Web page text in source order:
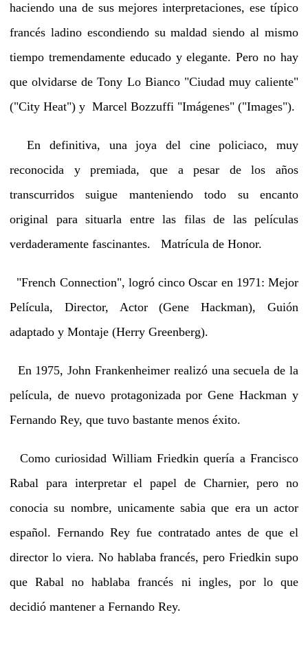
haciendo una de sus mejores interpretaciones, ese típico
francés ladino escondiendo su maldad siendo al mismo
tiempo tremendamente educado y elegante. Pero no hay
que olvidarse de Tony Lo Bianco "Ciudad muy caliente"
("City Heat") y Marcel Bozzuffi "Imágenes" ("Images").
En definitiva, una joya del cine policiaco, muy
reconocida y premiada, que a pesar de los años
transcurridos suigue manteniendo todo su encanto
original para situarla entre las filas de las películas
verdaderamente fascinantes. Matrícula de Honor.
"French Connection", logró cinco Oscar en 1971: Mejor
Película, Director, Actor (Gene Hackman), Guión
adaptado y Montaje (Herry Greenberg).
En 1975, John Frankenheimer realizó una secuela de la
película, de nuevo protagonizada por Gene Hackman y
Fernando Rey, que tuvo bastante menos éxito.
Como curiosidad William Friedkin quería a Francisco
Rabal para interpretar el papel de Charnier, pero no
conocia su nombre, unicamente sabia que era un actor
español. Fernando Rey fue contratado antes de que el
director lo viera. No hablaba francés, pero Friedkin supo
que Rabal no hablaba francés ni ingles, por lo que
decidió mantener a Fernando Rey.